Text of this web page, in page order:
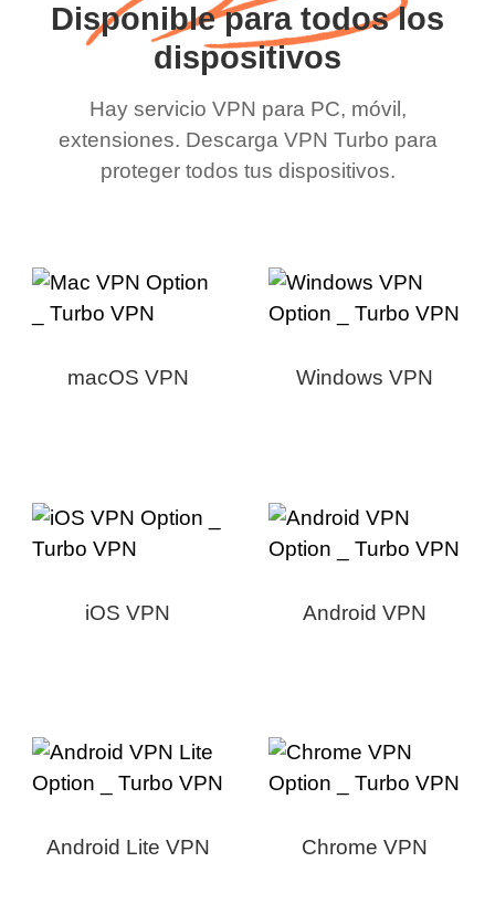
Disponible para todos los
dispositivos
Hay servicio VPN para PC, móvil,
extensiones. Descarga VPN Turbo para
proteger todos tus dispositivos.
macOS VPN Windows VPN
iOS VPN Android VPN
Android Lite VPN Chrome VPN